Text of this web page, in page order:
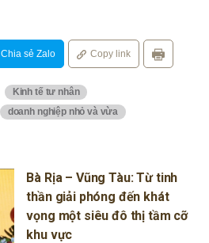
Chia sẻ Zalo Copy link
Kinh tế tư nhân
doanh nghiệp nhỏ và vừa
Bà Rịa – Vũng Tàu: Từ tinh
thần giải phóng đến khát
vọng một siêu đô thị tầm cỡ
khu vực